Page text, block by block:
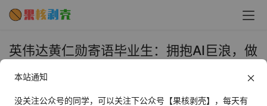
英伟达黄仁勋寄语毕业生：拥抱AI巨浪，做
2026年5月11日 上午10:11 AI相关
本站通知
没关注公众号的同学，可以关注下公众号【果核剥壳】，每天有